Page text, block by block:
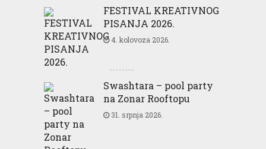
FESTIVAL KREATIVNOG
PISANJA 2026.
4. kolovoza 2026.
Swashtara – pool party
na Zonar Rooftopu
31. srpnja 2026.